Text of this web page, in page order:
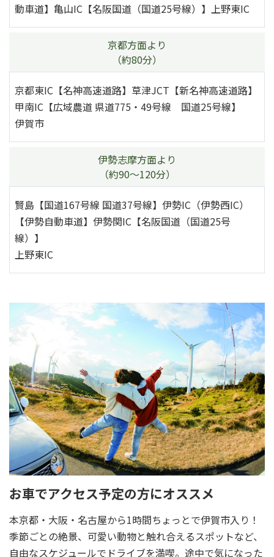
動車道】亀山IC【名阪国道（国道25号線）】上野東IC
京都方面より
（約80分）
京都東IC【名神高速道路】草津JCT【新名神高速道路】
甲南IC【広域農道 県道775・49号線 国道25号線】
伊賀市
伊勢志摩方面より
（約90～120分）
賢島【国道167号線 国道37号線】伊勢IC（伊勢西IC）
【伊勢自動車道】伊勢関IC【名阪国道（国道25号
線）】
上野東IC
お車でアクセス予定の方にオススメ
本京都・大阪・名古屋から1時間ちょっとで伊賀市入り！
季節ごとの絶景、可愛い動物と触れ合えるスポットなど、
自由なスケジュールでドライブを満喫。途中で気になった